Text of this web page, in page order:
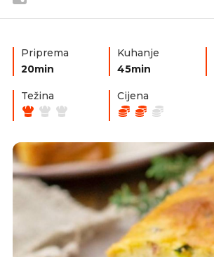
Priprema
20min
Kuhanje
45min
Težina Cijena